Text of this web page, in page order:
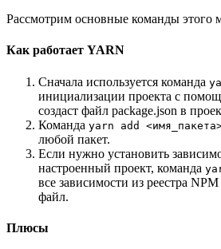
Рассмотрим основные команды этого
Как работает YARN
Сначала используется команда
инициализации проекта с
создаст файл package.json в
Команда yarn add
любой пакет.
Если нужно установить
настроенный проект, команда
все зависимости из реестра
файл.
Плюсы